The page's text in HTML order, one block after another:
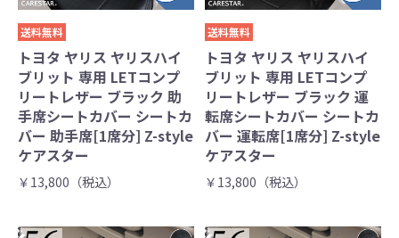
送料無料
トヨタ ヤリス ヤリスハイ
ブリット 専用 LETコンプ
リートレザー ブラック 助
手席シートカバー シートカ
バー 助手席[1席分] Z-style
ケアスター
￥13,800（税込）
送料無料
トヨタ ヤリス ヤリスハイ
ブリット 専用 LETコンプ
リートレザー ブラック 運
転席シートカバー シートカ
バー 運転席[1席分] Z-style
ケアスター
￥13,800（税込）